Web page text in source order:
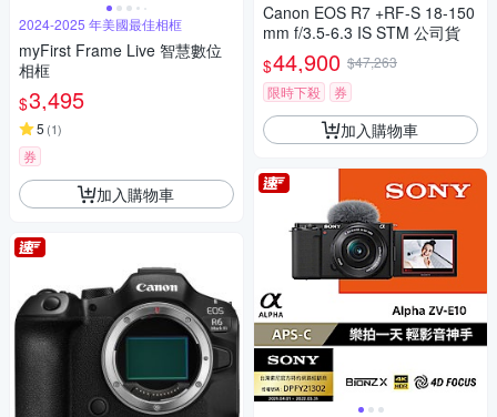
2024-2025 年美國最佳相框
myFirst Frame Live 智慧數位
相框
$3,495
5 (1)
券
加入購物車
Canon EOS R7 +RF-S 18-150
mm f/3.5-6.3 IS STM 公司貨
$44,900 $47,263
限時下殺
券
加入購物車